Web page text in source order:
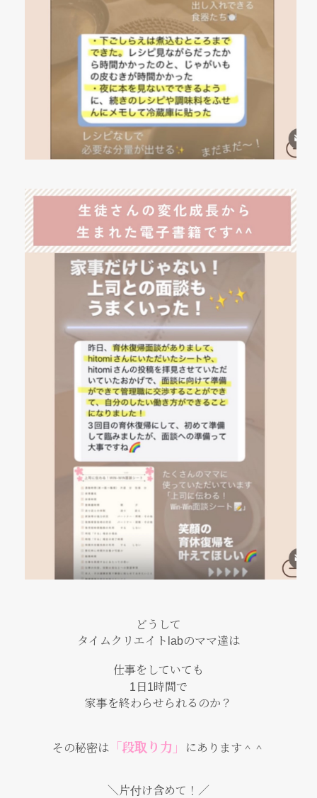
どうして
タイムクリエイトlabのママ達は
仕事をしていても
1日1時間で
家事を終わらせられるのか？
その秘密は 「段取り力」 にあります＾＾
＼片付け含めて！／